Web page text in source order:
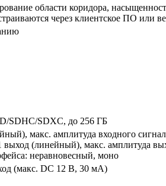
области коридора,
через клиентское ПО или
SDHC/SDXC, до 256 ГБ
макс. амплитуда входного
выход (линейный), макс. амплитуда
неравновесный, моно
(макс. DC 12 В, 30 мA)